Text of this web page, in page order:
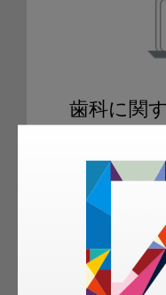
歯科に関
ご登録いただ
科衛生士、歯